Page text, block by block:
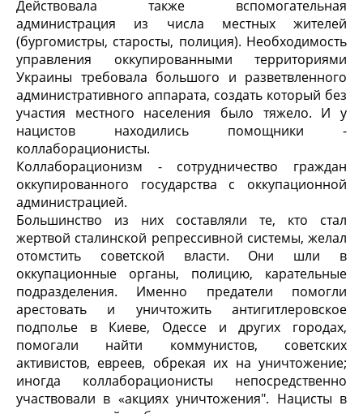
Действовала также вспомогательная
администрация из числа местных жителей
(бургомистры, старосты, полиция). Необходимость
управления оккупированными территориями
Украины требовала большого и разветвленного
административного аппарата, создать который без
участия местного населения было тяжело. И у
нацистов находились помощники -
коллаборационисты.
Коллаборационизм - сотрудничество граждан
оккупированного государства с оккупационной
администрацией.
Большинство из них составляли те, кто стал
жертвой сталинской репрессивной системы, желал
отомстить советской власти. Они шли в
оккупационные органы, полицию, карательные
подразделения. Именно предатели помогли
арестовать и уничтожить антигитлеровское
подполье в Киеве, Одессе и других городах,
помогали найти коммунистов, советских
активистов, евреев, обрекая их на уничтожение;
иногда коллаборационисты непосредственно
участвовали в «акциях уничтожения". Нацисты в